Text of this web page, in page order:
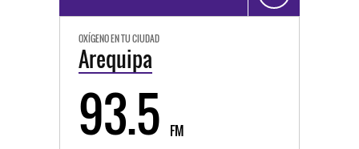
OXÍGENO EN TU CIUDAD
Arequipa
93.5 FM